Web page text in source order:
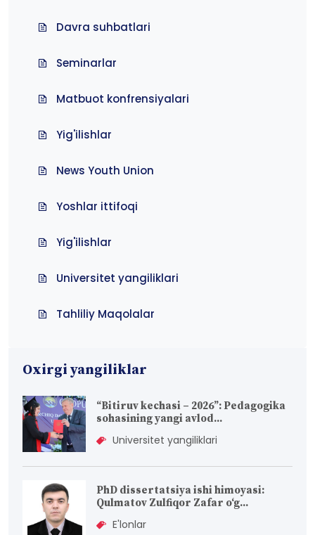
Davra suhbatlari
Seminarlar
Matbuot konfrensiyalari
Yig'ilishlar
News Youth Union
Yoshlar ittifoqi
Yig'ilishlar
Universitet yangiliklari
Tahliliy Maqolalar
Oxirgi yangiliklar
“Bitiruv kechasi – 2026”: Pedagogika
sohasining yangi avlod...
Universitet yangiliklari
PhD dissertatsiya ishi himoyasi:
Qulmatov Zulfiqor Zafar o‘g...
E'lonlar